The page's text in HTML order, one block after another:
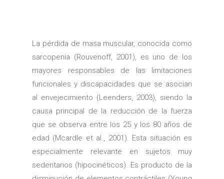
La pérdida de masa muscular, conocida como
sarcopenia (Rouvenoff, 2001), es uno de los
mayores responsables de las limitaciones
funcionales y discapacidades que se asocian
al envejecimiento (Leenders, 2003), siendo la
causa principal de la reducción de la fuerza
que se observa entre los 25 y los 80 años de
edad (Mcardle et al., 2001). Esta situación es
especialmente relevante en sujetos muy
sedentarios (hipocinéticos). Es producto de la